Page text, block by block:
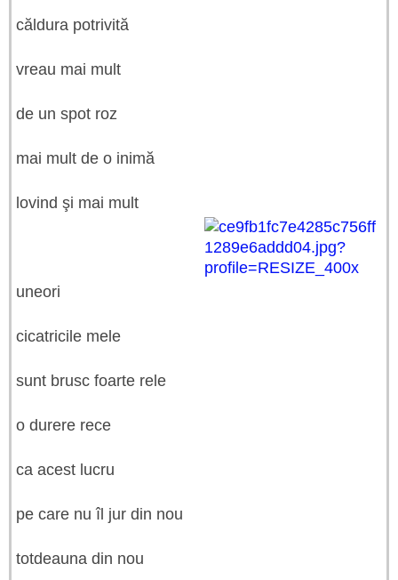
căldura potrivită
vreau mai mult
de un spot roz
mai mult de o inimă
lovind şi mai mult
uneori
cicatricile mele
sunt brusc foarte rele
o durere rece
ca acest lucru
pe care nu îl jur din nou
totdeauna din nou